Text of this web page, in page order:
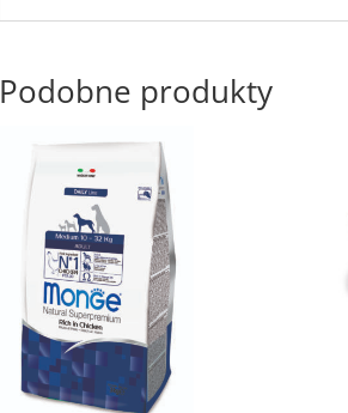
Podobne produkty